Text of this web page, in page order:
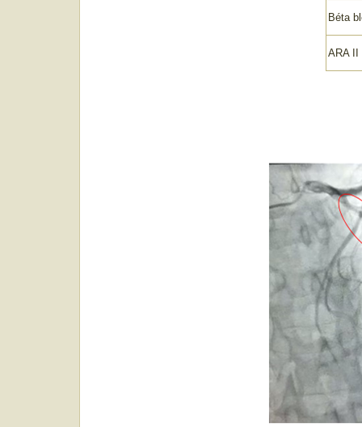
Béta
ARA II